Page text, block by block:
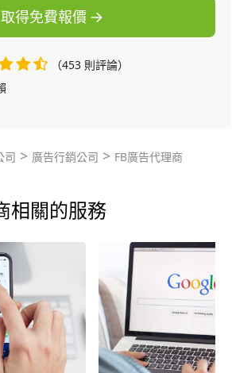
取得免費報價
（453 則評論）
司 > 廣告行銷公司 > FB廣告代理商
相關的服務